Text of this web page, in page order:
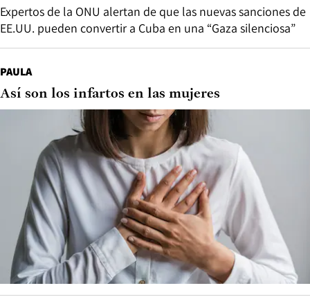
Expertos de la ONU alertan de que las nuevas sanciones de
EE.UU. pueden convertir a Cuba en una “Gaza silenciosa”
PAULA
Así son los infartos en las mujeres